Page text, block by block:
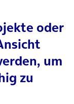
oder
um
zu